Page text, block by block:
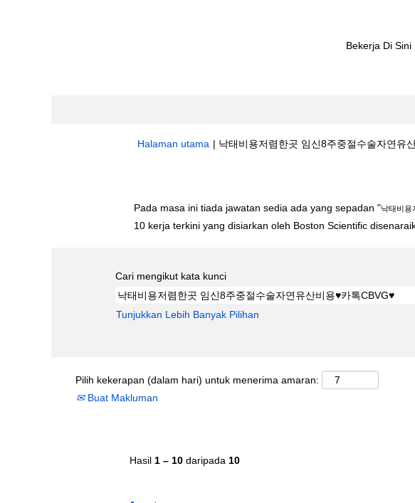
Bekerja Di Sini
Halaman utama | 낙­태비용저렴한곳 임신8주중절수술자연유
Pada masa ini tiada jawatan sedia ada yang sepadan "낙­태비용
10 kerja terkini yang disiarkan oleh Boston Scientific
Cari mengikut kata kunci
Tunjukkan Lebih Banyak Pilihan
Pilih kekerapan (dalam hari) untuk menerima amaran:
Buat Makluman
Hasil 1 – 10 daripada 10